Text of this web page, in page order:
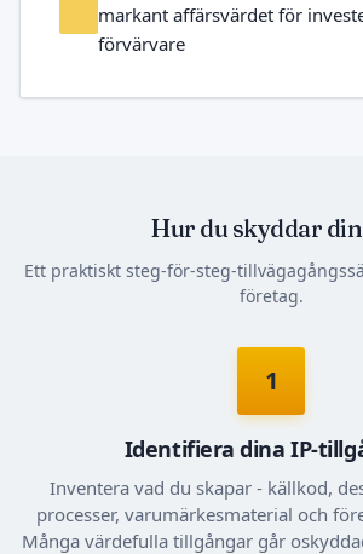
markant affärsvärdet för
förvärvare
Hur du skyddar
Ett praktiskt steg-för-steg-
företag.
1
Identifiera dina IP-
Inventera vad du skapar - källkod,
processer, varumärkesmaterial och
Många värdefulla tillgångar går